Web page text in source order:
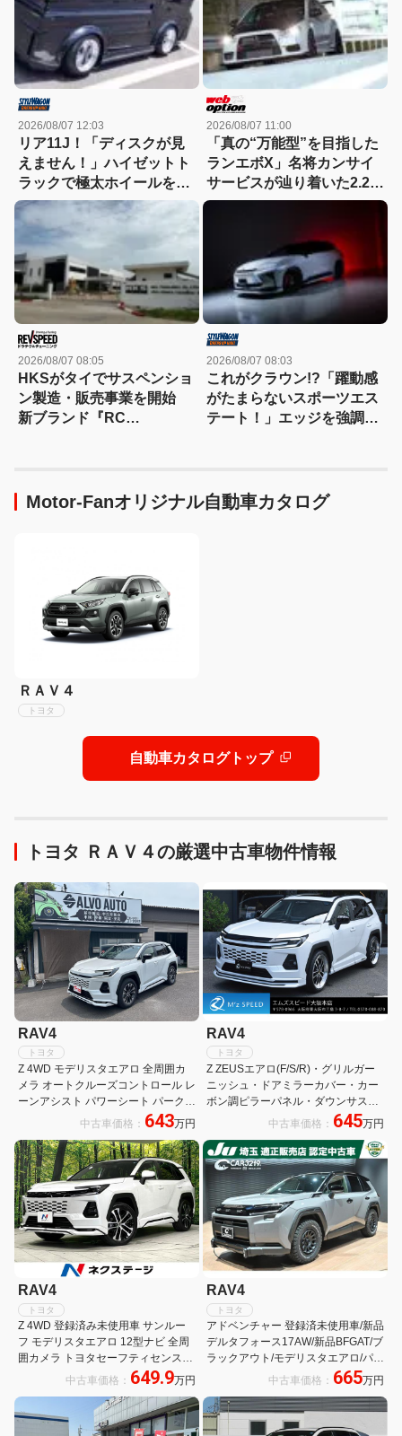
2026/08/07 12:03
リア11J！「ディスクが見
えません！」ハイゼットト
ラックで極太ホイールを履
きこなす！
2026/08/07 11:00
「真の“万能型”を目指した
ランエボX」名将カンサイ
サービスが辿り着いた2.2L
仕様を紐解く
2026/08/07 08:05
HKSがタイでサスペンショ
ン製造・販売事業を開始
新ブランド『RC
2026/08/07 08:03
これがクラウン!?「躍動感
がたまらないスポーツエス
テート！」エッジを強調し
Motor-Fanオリジナル自動車カタログ
ＲＡＶ４
トヨタ
自動車カタログトップ
トヨタ ＲＡＶ４の厳選中古車物件情報
RAV4
トヨタ
Z 4WD モデリスタエアロ 全周囲カ
メラ オートクルーズコントロール レ
ーンアシスト パワーシート パークア
シスト 衝突被害軽減システム サンル
ーフ オートライト LEDヘッドランプ
電動リアゲート
中古車価格： 643万円
RAV4
トヨタ
Z ZEUSエアロ(F/S/R)・グリルガー
ニッシュ・ドアミラーカバー・カー
ボン調ピラーパネル・ダウンサス・
22インチAW・パノラマルーフ・ト
ヨタチームメイト(アドバンスドドラ
イブ)・ITSコネクト
中古車価格： 645万円
RAV4
トヨタ
Z 4WD 登録済み未使用車 サンルー
フ モデリスタエアロ 12型ナビ 全周
囲カメラ トヨタセーフティセンス
BSM デジタルインナーミラー メモ
中古車価格： 649.9万円
RAV4
トヨタ
アドベンチャー 登録済未使用車/新品
デルタフォース17AW/新品BFGAT/ブ
ラックアウト/モデリスタエアロ/パノ
ラマムーンルーフ/全方位/ドラレ
ネクト/12.9インチナビ
中古車価格： 665万円